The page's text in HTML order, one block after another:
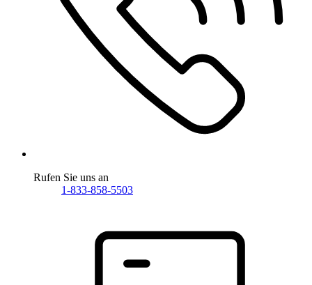
Rufen Sie uns an
1-833-858-5503